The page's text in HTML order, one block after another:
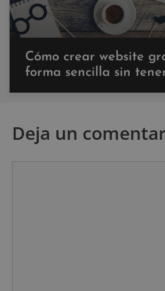
Cómo crear website
forma sencilla sin
Deja un